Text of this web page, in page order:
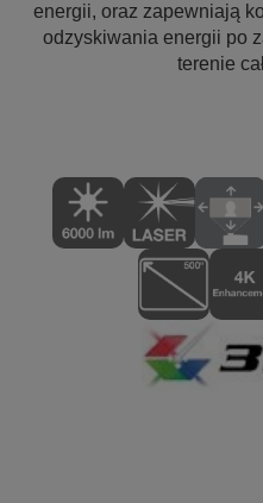
energii, oraz zapewniają
odzyskiwania energii po
terenie